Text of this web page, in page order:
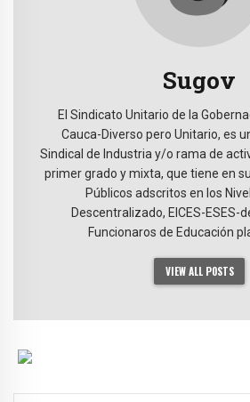
Sugov
El Sindicato Unitario de la
Cauca-Diverso pero Unitario, es
Sindical de Industria y/o rama de
primer grado y mixta, que tiene en
Públicos adscritos en los
Descentralizado, EICES-ESES-
Funcionaros de Educación
VIEW ALL POSTS